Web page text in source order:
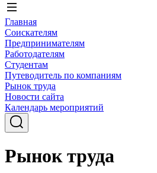
Главная
Соискателям
Предпринимателям
Работодателям
Студентам
Путеводитель по компаниям
Рынок труда
Новости сайта
Календарь мероприятий
Рынок труда